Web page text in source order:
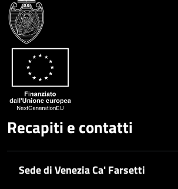
Recapiti e contatti
Sede di Venezia Ca' Farsetti